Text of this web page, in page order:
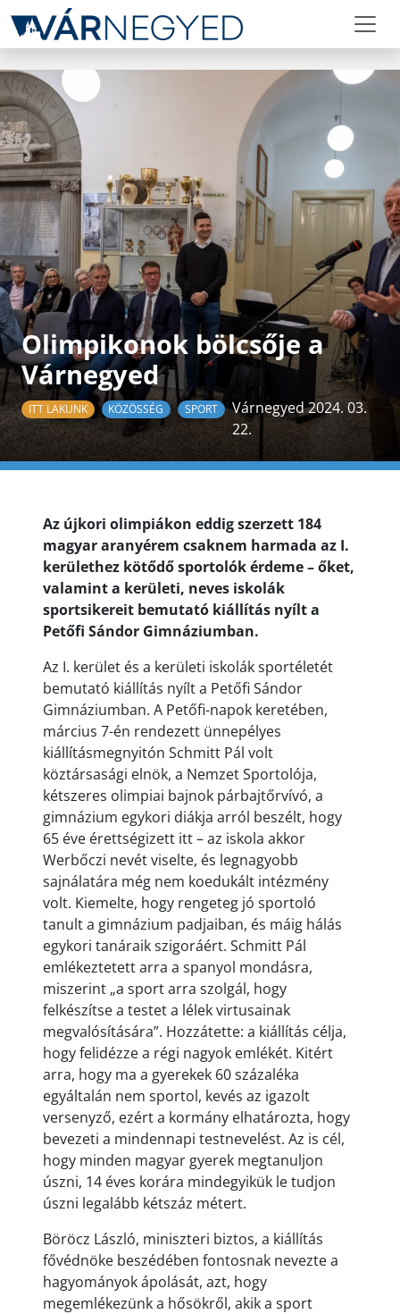
Olimpikonok bölcsője a
Várnegyed
ITT LAKUNK KÖZÖSSÉG SPORT
Várnegyed 2024. 03.
22.
Az újkori olimpiákon eddig szerzett 184
magyar aranyérem csaknem harmada az I.
kerülethez kötődő sportolók érdeme – őket,
valamint a kerületi, neves iskolák
sportsikereit bemutató kiállítás nyílt a
Petőfi Sándor Gimnáziumban.
Az I. kerület és a kerületi iskolák sportéletét
bemutató kiállítás nyílt a Petőfi Sándor
Gimnáziumban. A Petőfi-napok keretében,
március 7-én rendezett ünnepélyes
kiállításmegnyitón Schmitt Pál volt
köztársasági elnök, a Nemzet Sportolója,
kétszeres olimpiai bajnok párbajtőrvívó, a
gimnázium egykori diákja arról beszélt, hogy
65 éve érettségizett itt – az iskola akkor
Werbőczi nevét viselte, és legnagyobb
sajnálatára még nem koedukált intézmény
volt. Kiemelte, hogy rengeteg jó sportoló
tanult a gimnázium padjaiban, és máig hálás
egykori tanáraik szigoráért. Schmitt Pál
emlékeztetett arra a spanyol mondásra,
miszerint „a sport arra szolgál, hogy
felkészítse a testet a lélek virtusainak
megvalósítására”. Hozzátette: a kiállítás célja,
hogy felidézze a régi nagyok emlékét. Kitért
arra, hogy ma a gyerekek 60 százaléka
egyáltalán nem sportol, kevés az igazolt
versenyző, ezért a kormány elhatározta, hogy
bevezeti a mindennapi testnevelést. Az is cél,
hogy minden magyar gyerek megtanuljon
úszni, 14 éves korára mindegyikük le tudjon
úszni legalább kétszáz métert.
Böröcz László, miniszteri biztos, a kiállítás
fővédnöke beszédében fontosnak nevezte a
hagyományok ápolását, azt, hogy
megemlékezünk a hősökről, akik a sport